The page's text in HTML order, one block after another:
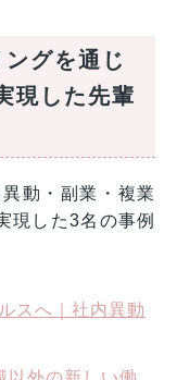
グを通じ
現した先輩
動・副業・複業
現した3名の事例
スへ｜社内異動